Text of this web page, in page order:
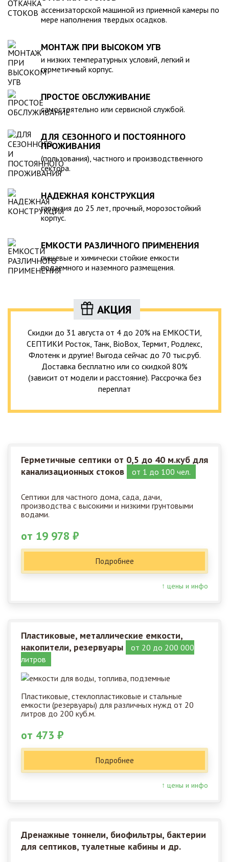
компанией, произведена в полном соответствии с
действующими стандартами и полностью безопасна в
экологическом отношении.
ассенизаторской машиной из приемной камеры по
мере наполнения твердых осадков.
МОНТАЖ ПРИ ВЫСОКОМ УГВ
и низких температурных условий, легкий и
герметичный корпус.
ПРОСТОЕ ОБСЛУЖИВАНИЕ
самостоятельно или сервисной службой.
ДЛЯ СЕЗОННОГО И ПОСТОЯННОГО
ПРОЖИВАНИЯ
(пользования), частного и производственного
сектора.
НАДЕЖНАЯ КОНСТРУКЦИЯ
гарантия до 25 лет, прочный, морозостойкий
корпус.
ЕМКОСТИ РАЗЛИЧНОГО ПРИМЕНЕНИЯ
пищевые и химически стойкие емкости
подземного и наземного размещения.
АКЦИЯ
Скидки до 31 августа от 4 до 20% на ЕМКОСТИ,
СЕПТИКИ Росток, Танк, BioBox, Термит, Родлекс,
Флотенк и другие! Выгода сейчас до 70 тыс.руб.
Доставка бесплатно или со скидкой 80%
(зависит от модели и расстояние). Рассрочка без
переплат
Герметичные септики от 0,5 до 40 м.куб для
канализационных стоков
от 1 до 100 чел.
Септики для частного дома, сада, дачи,
производства с высокими и низкими грунтовыми
водами.
от 19 978 ₽
Подробнее
↑ цены и инфо
Пластиковые, металлические емкости,
накопители, резервуары
от 20 до 200 000
литров
Пластиковые, стеклопластиковые и стальные
емкости (резервуары) для различных нужд от 20
литров до 200 куб.м.
от 473 ₽
Подробнее
↑ цены и инфо
Дренажные тоннели, биофильтры, бактерии
для септиков, туалетные кабины и др.